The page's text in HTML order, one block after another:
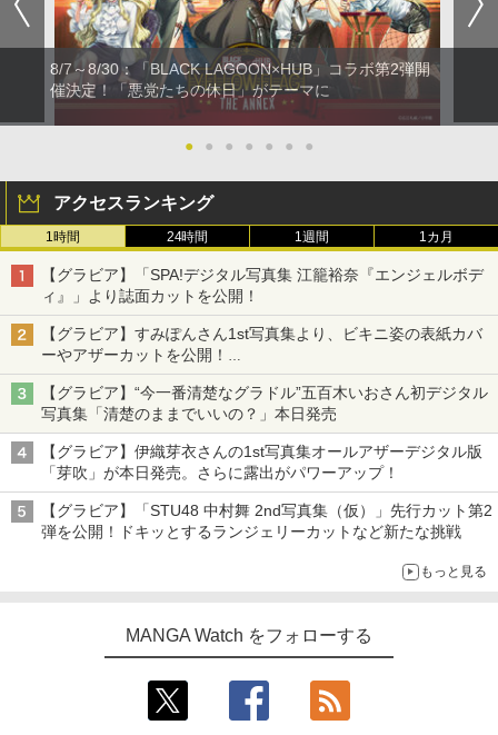
8/7～8/30：「BLACK LAGOON×HUB」コラボ第2弾開
催決定！「悪党たちの休日」がテーマに
● ● ● ● ● ● ●
アクセスランキング
1時間 24時間 1週間 1カ月
【グラビア】「SPA!デジタル写真集 江籠裕奈『エンジェルボデ
ィ』」より誌面カットを公開！
【グラビア】すみぽんさん1st写真集より、ビキニ姿の表紙カバ
ーやアザーカットを公開！
タイトルは「offcourt（オフコート）」に決定
【グラビア】“今一番清楚なグラドル”五百木いおさん初デジタル
写真集「清楚のままでいいの？」本日発売
【グラビア】伊織芽衣さんの1st写真集オールアザーデジタル版
「芽吹」が本日発売。さらに露出がパワーアップ！
【グラビア】「STU48 中村舞 2nd写真集（仮）」先行カット第2
弾を公開！ドキッとするランジェリーカットなど新たな挑戦
もっと見る
MANGA Watch をフォローする